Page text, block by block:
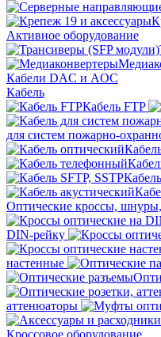
Активное оборудование
Кабели DAC и AOC
Кабель
Кабель FTP
для систем пожарно-
Оптические кроссы,
DIN-рейку
настенные
аттенюаторы
Кроссовое оборудование